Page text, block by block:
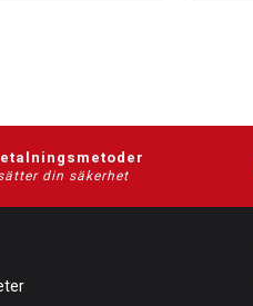
din säkerhet